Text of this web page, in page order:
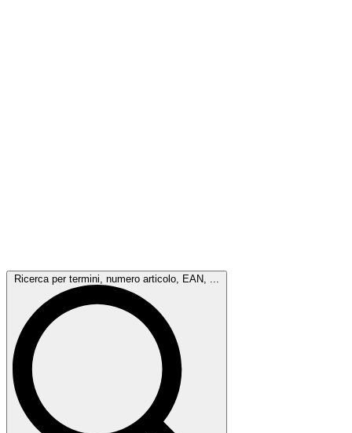
Ricerca per termini, numero articolo, EAN, ...